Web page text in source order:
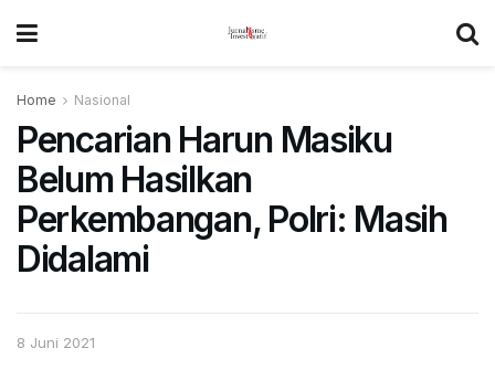
Home Nasional
Pencarian Harun Masiku
Belum Hasilkan
Perkembangan, Polri: Masih
Didalami
8 Juni 2021